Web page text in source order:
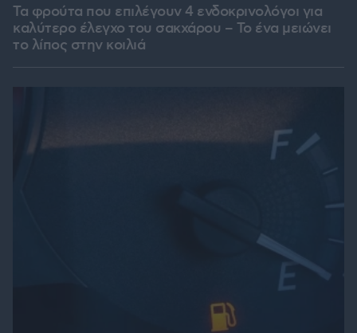
Τα φρούτα που επιλέγουν 4 ενδοκρινολόγοι για
καλύτερο έλεγχο του σακχάρου – Το ένα μειώνει
το λίπος στην κοιλιά